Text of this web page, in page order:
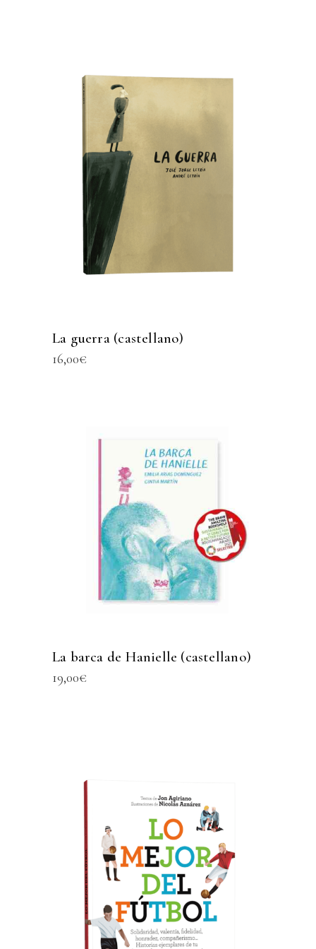
La guerra (castellano)
16,00€
La barca de Hanielle (castellano)
19,00€